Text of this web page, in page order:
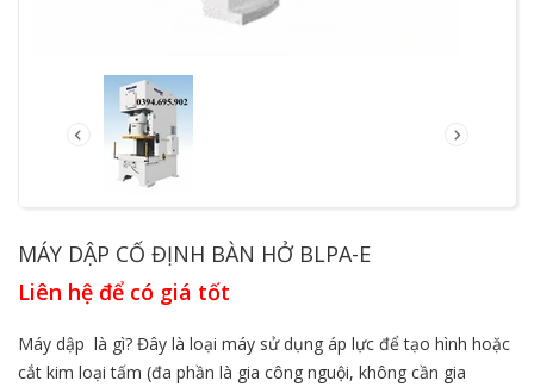
MÁY DẬP CỐ ĐỊNH BÀN HỞ BLPA-E
Liên hệ để có giá tốt
Máy dập là gì? Đây là loại máy sử dụng áp lực để tạo hình hoặc
cắt kim loại tấm (đa phần là gia công nguội, không cần gia